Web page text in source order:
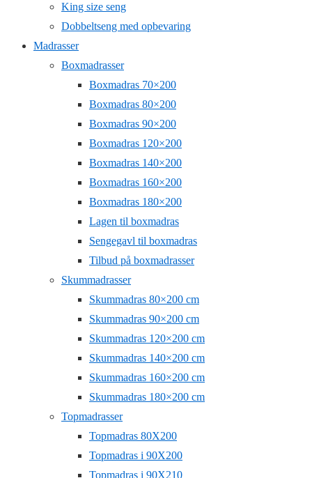
King size seng
Dobbeltseng med opbevaring
Madrasser
Boxmadrasser
Boxmadras 70×200
Boxmadras 80×200
Boxmadras 90×200
Boxmadras 120×200
Boxmadras 140×200
Boxmadras 160×200
Boxmadras 180×200
Lagen til boxmadras
Sengegavl til boxmadras
Tilbud på boxmadrasser
Skummadrasser
Skummadras 80×200 cm
Skummadras 90×200 cm
Skummadras 120×200 cm
Skummadras 140×200 cm
Skummadras 160×200 cm
Skummadras 180×200 cm
Topmadrasser
Topmadras 80X200
Topmadras i 90X200
Topmadras i 90X210